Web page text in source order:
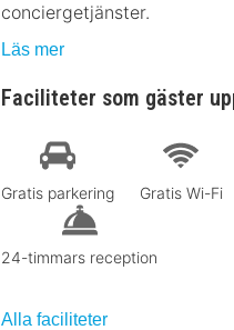
conciergetjänster.
Läs mer
Faciliteter som gäster
Gratis parkering Gratis Wi-Fi
24-timmars reception
Alla faciliteter